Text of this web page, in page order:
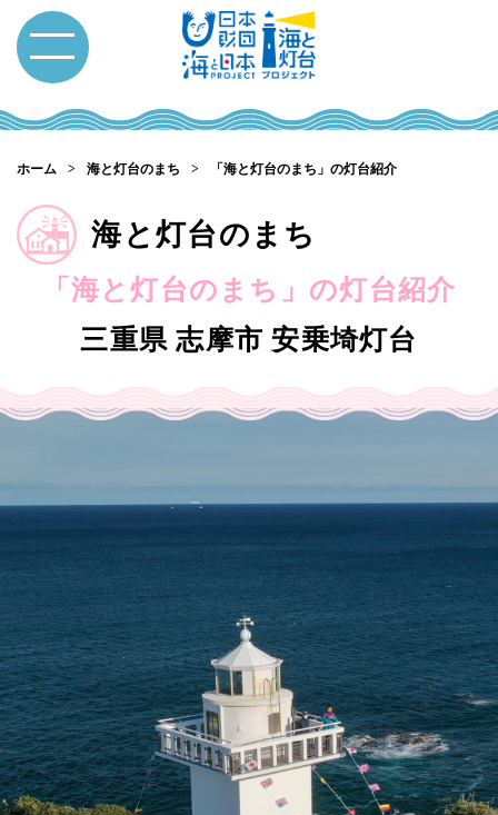
ホーム 海と灯台のまち 「海と灯台のまち」の灯台紹介
海と灯台のまち
「海と灯台のまち」の灯台紹介
三重県 志摩市 安乗埼灯台